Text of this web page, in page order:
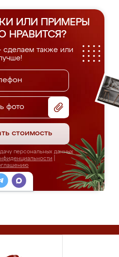
ИЛИ ПРИМЕРЫ
НРАВИТСЯ?
сделаем также или
фото
стоимость
персональных данных